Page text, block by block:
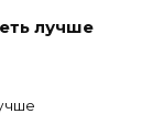
лучше